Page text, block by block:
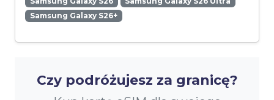
Samsung Galaxy S26+
Czy podróżujesz za granicę?